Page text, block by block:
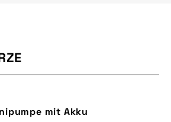
mit Akku